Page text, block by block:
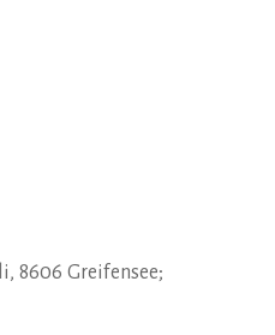
8606 Greifensee;